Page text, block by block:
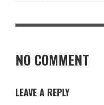
NO COMMENT
LEAVE A REPLY